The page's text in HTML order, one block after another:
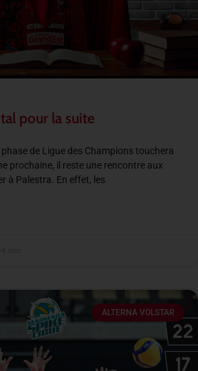
pour la suite
de Ligue des Champions touchera
prochaine, il reste une rencontre aux
à Palestra. En effet, les
ALTERNA VOLSTAR